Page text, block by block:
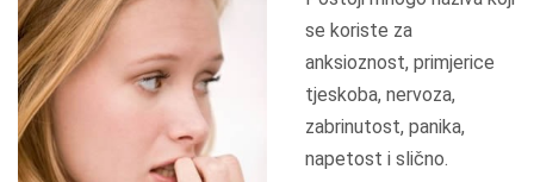
se koriste za
anksioznost, primjerice
tjeskoba, nervoza,
zabrinutost, panika,
napetost i slično.